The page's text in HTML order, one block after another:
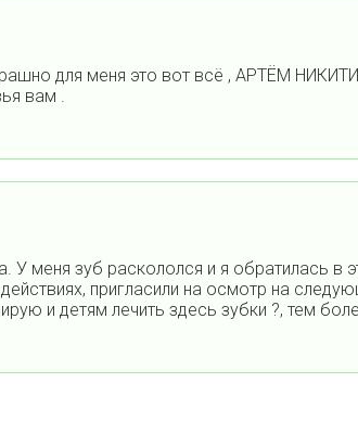
для меня это вот всё , АРТЁМ
вам .
У меня зуб раскололся и я обратилась в
пригласили на осмотр на
и детям лечить здесь зубки ?, тем